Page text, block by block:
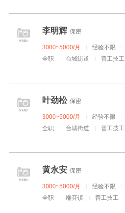
李明辉保密
3000~5000/月 经验不限
全职
台城街道 普工技工
叶劲松保密
3000~5000/月 经验不限
全职
台城街道 普工技工
黄永安保密
3000~5000/月 经验不限
全职
端芬镇 普工技工